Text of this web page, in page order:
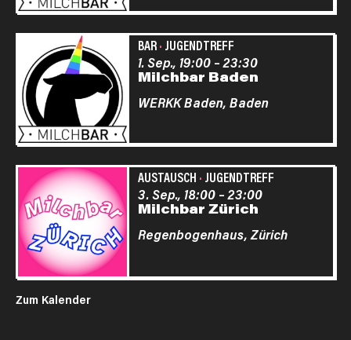
BAR· JUGENDTREFF
Milchbar Baden
1. Sep., 19:00–23:30
WERKK Baden, Baden
AUSTAUSCH · JUGENDTREFF
Milchbar Zürich
3. Sep., 18:00–23:00
Regenbogenhaus, Zürich
Zum Kalender